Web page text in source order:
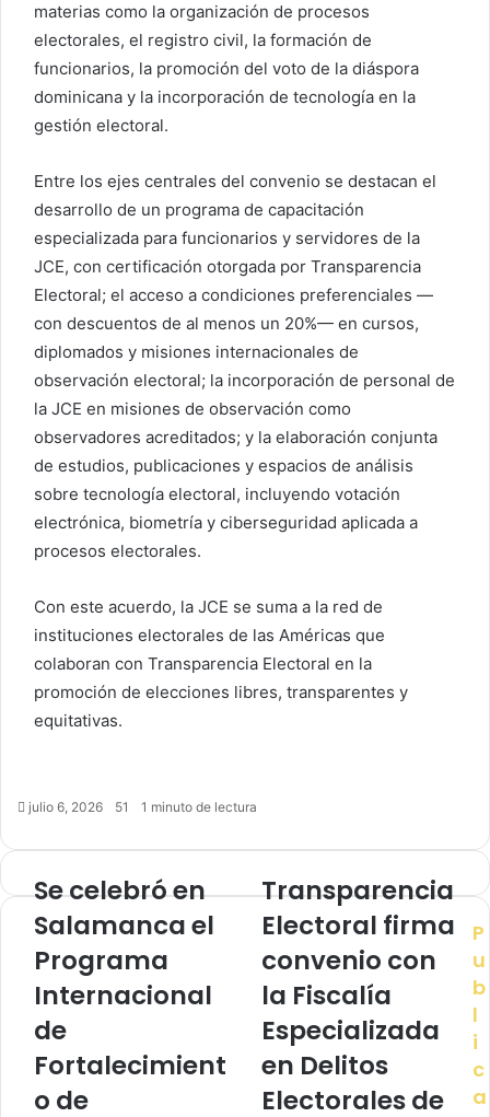
materias como la organización de procesos
electorales, el registro civil, la formación de
funcionarios, la promoción del voto de la diáspora
dominicana y la incorporación de tecnología en la
gestión electoral.
Entre los ejes centrales del convenio se destacan el
desarrollo de un programa de capacitación
especializada para funcionarios y servidores de la
JCE, con certificación otorgada por Transparencia
Electoral; el acceso a condiciones preferenciales —
con descuentos de al menos un 20%— en cursos,
diplomados y misiones internacionales de
observación electoral; la incorporación de personal de
la JCE en misiones de observación como
observadores acreditados; y la elaboración conjunta
de estudios, publicaciones y espacios de análisis
sobre tecnología electoral, incluyendo votación
electrónica, biometría y ciberseguridad aplicada a
procesos electorales.
Con este acuerdo, la JCE se suma a la red de
instituciones electorales de las Américas que
colaboran con Transparencia Electoral en la
promoción de elecciones libres, transparentes y
equitativas.
julio 6, 2026 51 1 minuto de lectura
Se celebró en
Salamanca el
Programa
Internacional
de
Fortalecimient
o de
Transparencia
Electoral firma
convenio con
la Fiscalía
Especializada
en Delitos
Electorales de
P
u
b
l
i
c
a